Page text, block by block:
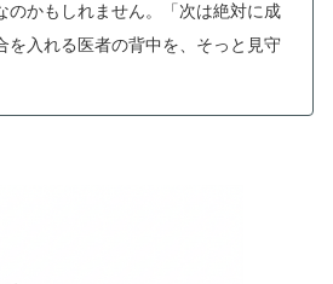
のかもしれません。「次は絶対に成
を入れる医者の背中を、そっと見守